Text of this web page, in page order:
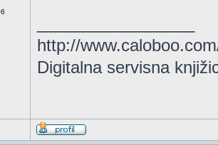
http://
Digitalna servisna